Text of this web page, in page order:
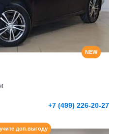
NEW
+7 (499) 226-20-27
доп.выгоду